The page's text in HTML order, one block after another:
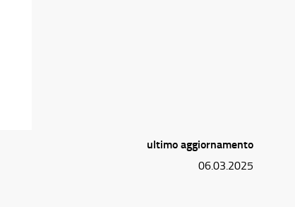
ultimo aggiornamento
06.03.2025